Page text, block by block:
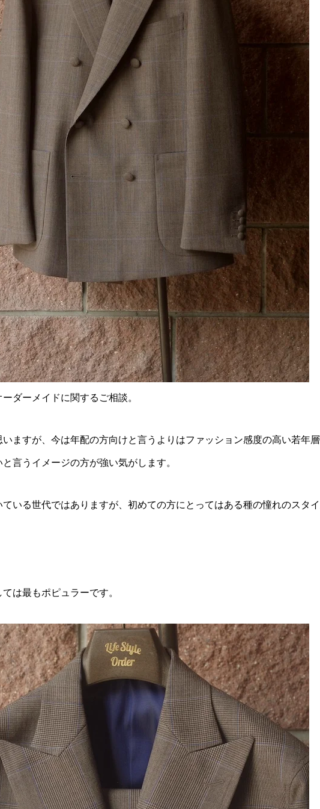
ダーメイドに関するご相談。
ますが、今は年配の方向けと言うよりはファッション感度の高い若年
言うイメージの方が強い気がします。
いる世代ではありますが、初めての方にとってはある種の憧れのスタ
は最もポピュラーです。